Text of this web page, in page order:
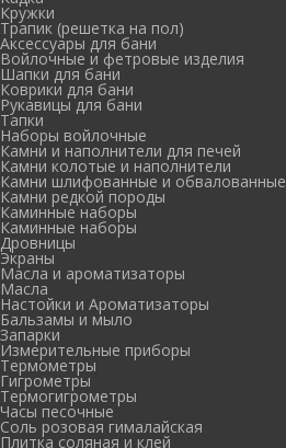
Кружки
Трапик (решетка на пол)
Аксессуары для бани
Войлочные и фетровые изделия
Шапки для бани
Коврики для бани
Рукавицы для бани
Тапки
Наборы войлочные
Камни и наполнители для печей
Камни колотые и наполнители
Камни шлифованные и обвалованные
Камни редкой породы
Каминные наборы
Каминные наборы
Дровницы
Экраны
Масла и ароматизаторы
Масла
Настойки и Ароматизаторы
Бальзамы и мыло
Запарки
Измерительные приборы
Термометры
Гигрометры
Термогигрометры
Часы песочные
Соль розовая гималайская
Плитка соляная и клей